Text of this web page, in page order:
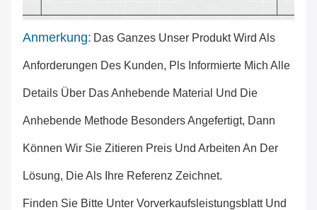
Anmerkung: Das Ganzes Unser Produkt Wird Als
Anforderungen Des Kunden, Pls Informierte Mich Alle
Details Über Das Anhebende Material Und Die
Anhebende Methode Besonders Angefertigt, Dann
Können Wir Sie Zitieren Preis Und Arbeiten An Der
Lösung, Die Als Ihre Referenz Zeichnet.
Finden Sie Bitte Unter Vorverkaufsleistungsblatt Und